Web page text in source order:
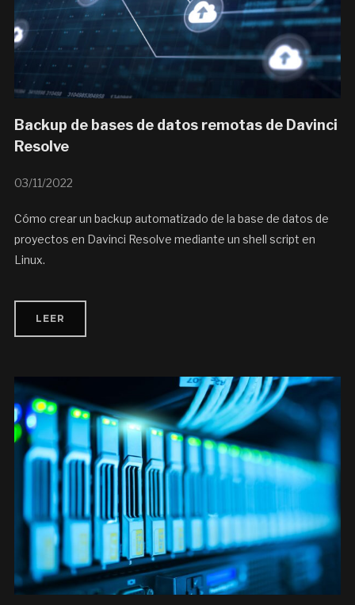
Backup de bases de datos remotas de Davinci
Resolve
03/11/2022
Cómo crear un backup automatizado de la base de datos de
proyectos en Davinci Resolve mediante un shell script en
Linux.
LEER